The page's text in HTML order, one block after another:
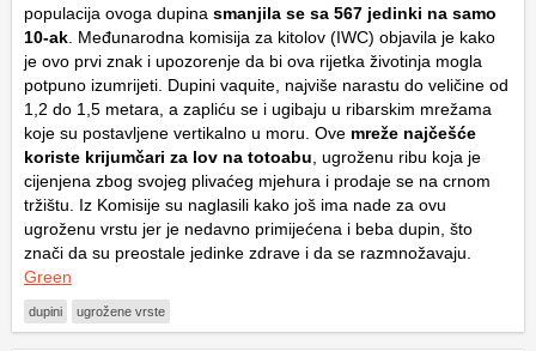
populacija ovoga dupina smanjila se sa 567 jedinki na samo
10-ak . Međunarodna komisija za kitolov (IWC) objavila je kako
je ovo prvi znak i upozorenje da bi ova rijetka životinja mogla
potpuno izumrijeti. Dupini vaquite, najviše narastu do veličine od
1,2 do 1,5 metara, a zapliću se i ugibaju u ribarskim mrežama
koje su postavljene vertikalno u moru. Ove mreže najčešće
koriste krijumčari za lov na totoabu , ugroženu ribu koja je
cijenjena zbog svojeg plivaćeg mjehura i prodaje se na crnom
tržištu. Iz Komisije su naglasili kako još ima nade za ovu
ugroženu vrstu jer je nedavno primijećena i beba dupin, što
znači da su preostale jedinke zdrave i da se razmnožavaju.
Green
dupini ugrožene vrste